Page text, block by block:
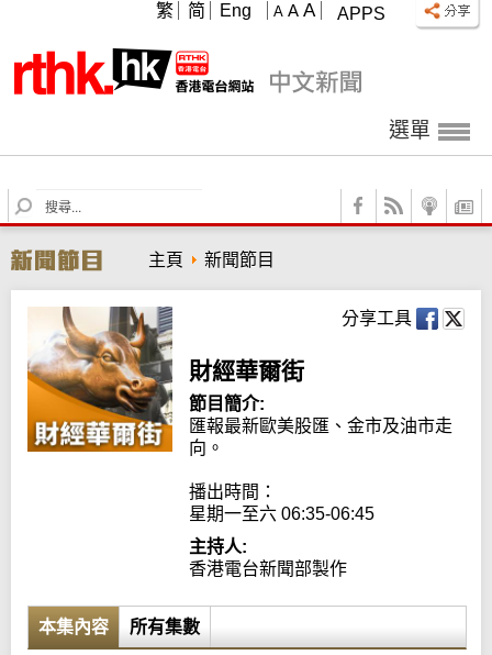
APPS
A A A
繁 简 Eng
選單
S
e
r
c
h
主頁 新聞節目
分享工具
財經華爾街
節目簡介:
匯報最新歐美股匯、金市及油市走
向。
播出時間：
星期一至六 06:35-06:45
主持人:
香港電台新聞部製作
本集內容 所有集數